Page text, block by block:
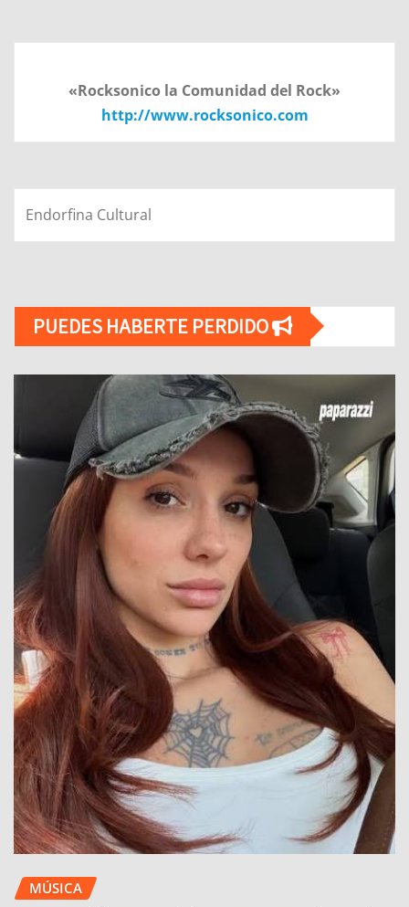
«Rocksonico la Comunidad del Rock»
http://www.rocksonico.com
Endorfina Cultural
PUEDES HABERTE PERDIDO
MÚSICA